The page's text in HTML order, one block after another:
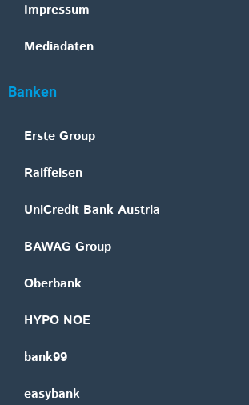
Impressum
Mediadaten
Banken
Erste Group
Raiffeisen
UniCredit Bank Austria
BAWAG Group
Oberbank
HYPO NOE
bank99
easybank